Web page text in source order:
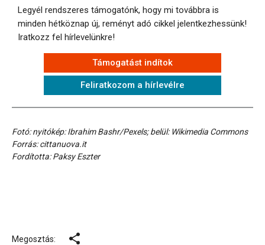
Legyél rendszeres támogatónk, hogy mi továbbra is
minden hétköznap új, reményt adó cikkel jelentkezhessünk!
Iratkozz fel hírlevelünkre!
Támogatást indítok
Feliratkozom a hírlevélre
Fotó: nyitókép: Ibrahim Bashr/Pexels; belül: Wikimedia Commons
Forrás: cittanuova.it
Fordította: Paksy Eszter
Megosztás: